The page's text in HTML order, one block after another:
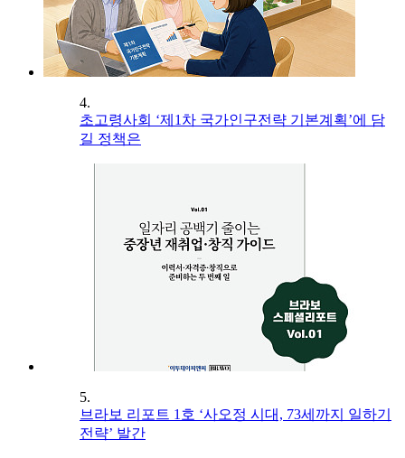
4.
초고령사회 ‘제1차 국가인구전략 기본계획’에 담
길 정책은
5.
브라보 리포트 1호 ‘사오정 시대, 73세까지 일하기
전략’ 발간